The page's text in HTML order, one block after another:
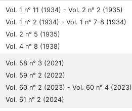
Vol. 1 n° 11 (1934) - Vol. 2 n° 2 (1935)
Vol. 1 n° 2 (1934) - Vol. 1 n° 7-8 (1934)
Vol. 2 n° 5 (1935)
Vol. 4 n° 8 (1938)
Vol. 58 n° 3 (2021)
Vol. 59 n° 2 (2022)
Vol. 60 n° 2 (2023) - Vol. 60 n° 4 (2023)
Vol. 61 n° 2 (2024)